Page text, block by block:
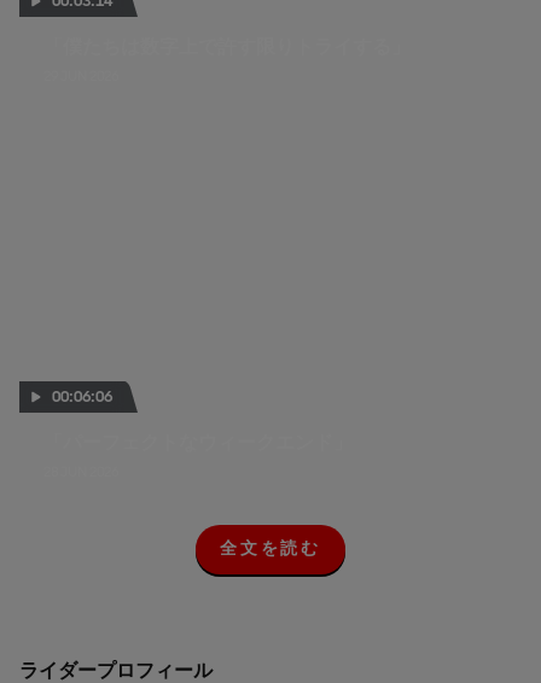
00:06:06
全
文
全文を読む
ライダープロフィール